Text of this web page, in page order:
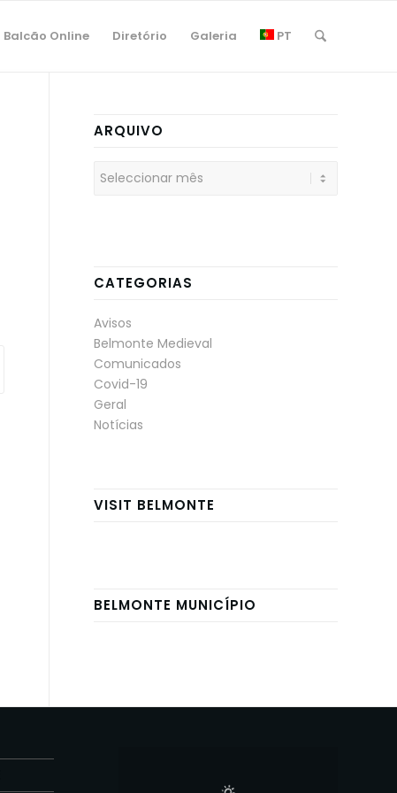
Balcão Online Diretório Galeria PT
ARQUIVO
CATEGORIAS
Avisos
Belmonte Medieval
Comunicados
Covid-19
Geral
Notícias
VISIT BELMONTE
BELMONTE MUNICÍPIO